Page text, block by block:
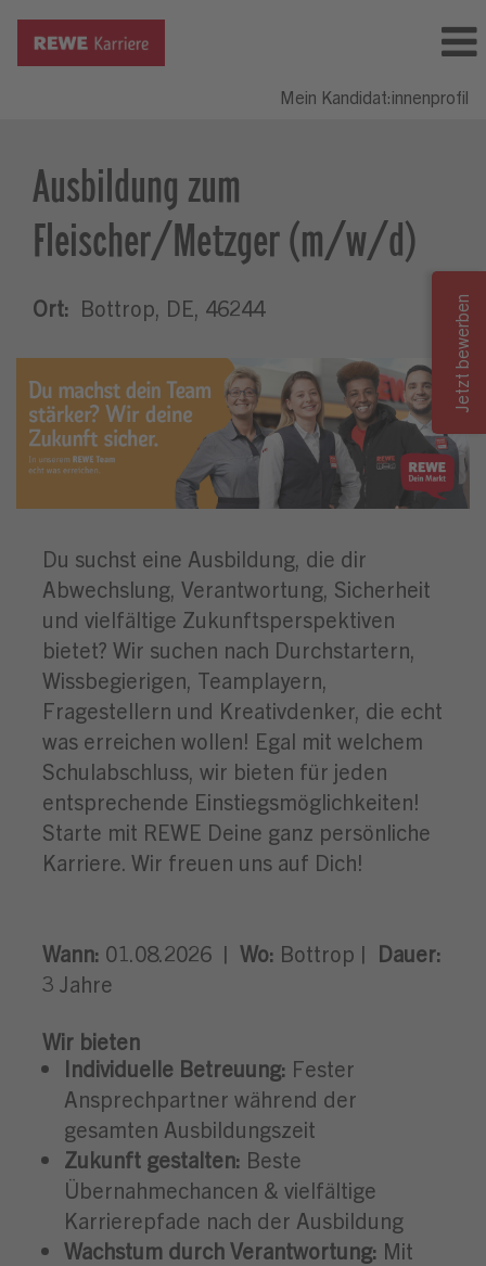
Mein Kandidat:innenprofil
Ausbildung zum
Fleischer/Metzger (m/w/d)
Ort: Bottrop, DE, 46244
Du suchst eine Ausbildung, die dir
Abwechslung, Verantwortung, Sicherheit
und vielfältige Zukunftsperspektiven
bietet? Wir suchen nach Durchstartern,
Wissbegierigen, Teamplayern,
Fragestellern und Kreativdenker, die echt
was erreichen wollen! Egal mit welchem
Schulabschluss, wir bieten für jeden
entsprechende Einstiegsmöglichkeiten!
Starte mit REWE Deine ganz persönliche
Karriere. Wir freuen uns auf Dich!
Wann: 01.08.2026 | Wo: Bottrop | Dauer:
3 Jahre
Wir bieten
Individuelle Betreuung: Fester
Ansprechpartner während der
gesamten Ausbildungszeit
Zukunft gestalten: Beste
Übernahmechancen & vielfältige
Karrierepfade nach der Ausbildung
Wachstum durch Verantwortung: Mit